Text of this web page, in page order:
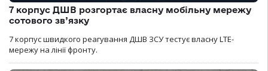
7 корпус ДШВ розгортає власну мобільну мережу
сотового зв’язку
7 корпус швидкого реагування ДШВ ЗСУ тестує власну LTE-
мережу на лінії фронту.